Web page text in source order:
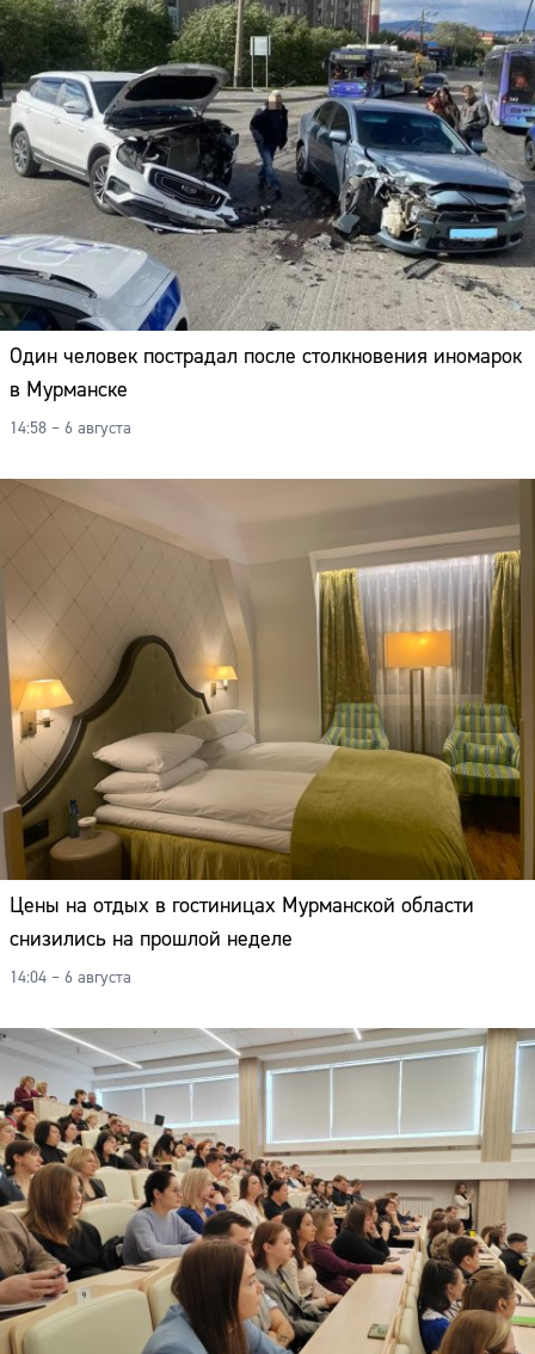
Один человек пострадал после столкновения иномарок
в Мурманске
14:58 – 6 августа
Цены на отдых в гостиницах Мурманской области
снизились на прошлой неделе
14:04 – 6 августа